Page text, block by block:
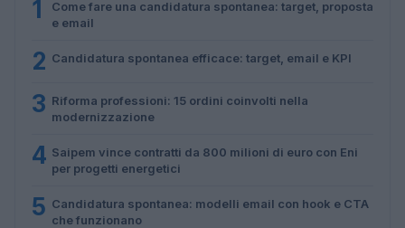
1
Come fare una candidatura spontanea: target, proposta
e email
2 Candidatura spontanea efficace: target, email e KPI
3 Riforma professioni: 15 ordini coinvolti nella
modernizzazione
4 Saipem vince contratti da 800 milioni di euro con Eni
per progetti energetici
5 Candidatura spontanea: modelli email con hook e CTA
che funzionano